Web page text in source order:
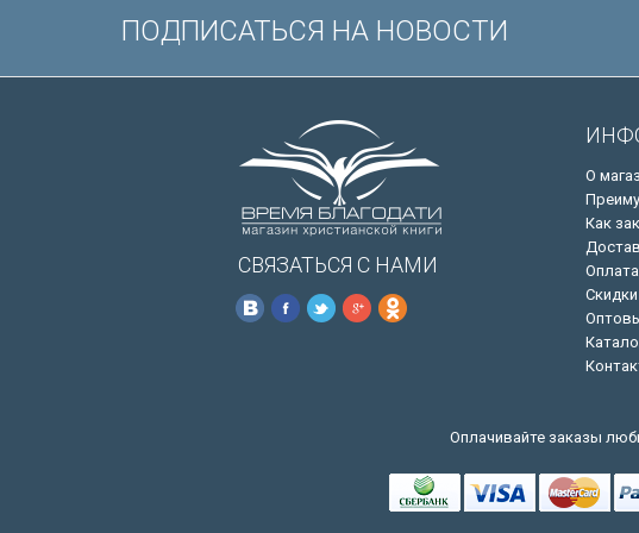
ПОДПИСАТЬСЯ НА НОВОСТИ
СВЯЗАТЬСЯ С НАМИ
О
Как
Оплата
Оплачивайте заказы